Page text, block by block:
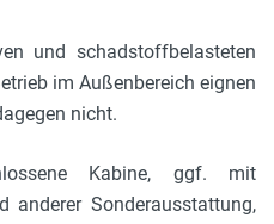
und schadstoffbelasteten
im Außenbereich eignen
nicht.
Kabine, ggf. mit
anderer Sonderausstattung,